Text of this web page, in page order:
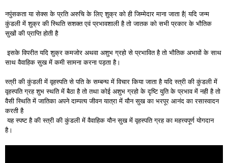
नपुंसकता या सेक्स के प्रति अरुचि के लिए शुक्र को ही जिम्मेदार माना जाता है| यदि जन्म
कुंडली में शुक्र की स्थिति सशक्त एवं प्रभावशाली है तो जातक को सभी प्रकार के भौतिक
सुखों की प्राप्ति होती है
इसके विपरीत यदि शुक्र कमजोर अथवा अशुभ ग्रहो से प्रभावित है तो भौतिक अभावों के साथ
साथ वैवाहिक सुख में कमी सामना करना पड़ता है।
स्त्री की कुंडली में वृहस्पति से पति के सम्बन्घ में विचार किया जाता है यदि स्त्री की कुंडली में
वृहस्पति ग्रह शुभ स्थति में बैठा है तो तथा कोई अशुभ ग्रहो के दृष्टि युति के प्रभाव में नही है तो
वैसी स्थिति में जातिका अपने दाम्पत्य जीवन यात्रा में यौन सुख का भरपूर आनंद का रसास्वादन
करती है
यह स्पष्ट है की स्त्री की कुंडली में वैवाहिक यौन सुख में वृहस्पति ग्रह का महत्त्वपूर्ण योगदान
है।